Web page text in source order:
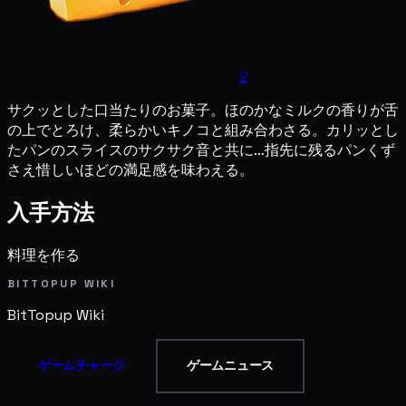
2
サクッとした口当たりのお菓子。ほのかなミルクの香りが舌
の上でとろけ、柔らかいキノコと組み合わさる。カリッとし
たパンのスライスのサクサク音と共に…指先に残るパンくず
さえ惜しいほどの満足感を味わえる。
入手方法
料理を作る
BITTOPUP WIKI
BitTopup Wiki
ゲームチャージ ゲームニュース